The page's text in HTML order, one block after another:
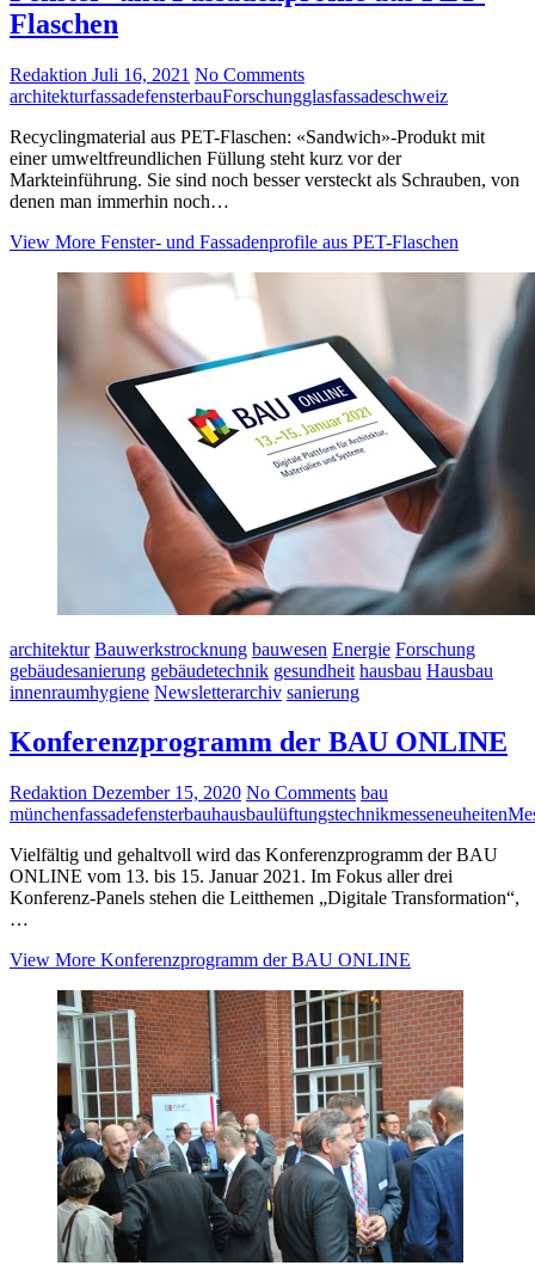
Flaschen
Redaktion Juli 16, 2021 No Comments
architekturfassadefensterbauForschungglasfassadeschweiz
Recyclingmaterial aus PET-Flaschen: «Sandwich»-Produkt mit
einer umweltfreundlichen Füllung steht kurz vor der
Markteinführung. Sie sind noch besser versteckt als Schrauben, von
denen man immerhin noch…
View More Fenster- und Fassadenprofile aus PET-Flaschen
architektur Bauwerkstrocknung bauwesen Energie Forschung
gebäudesanierung gebäudetechnik gesundheit hausbau Hausbau
innenraumhygiene Newsletterarchiv sanierung
Konferenzprogramm der BAU ONLINE
Redaktion Dezember 15, 2020 No Comments bau
münchenfassadefensterbauhausbaulüftungstechnikmesseneuheiten
Vielfältig und gehaltvoll wird das Konferenzprogramm der BAU
ONLINE vom 13. bis 15. Januar 2021. Im Fokus aller drei
Konferenz-Panels stehen die Leitthemen „Digitale Transformation“,
…
View More Konferenzprogramm der BAU ONLINE